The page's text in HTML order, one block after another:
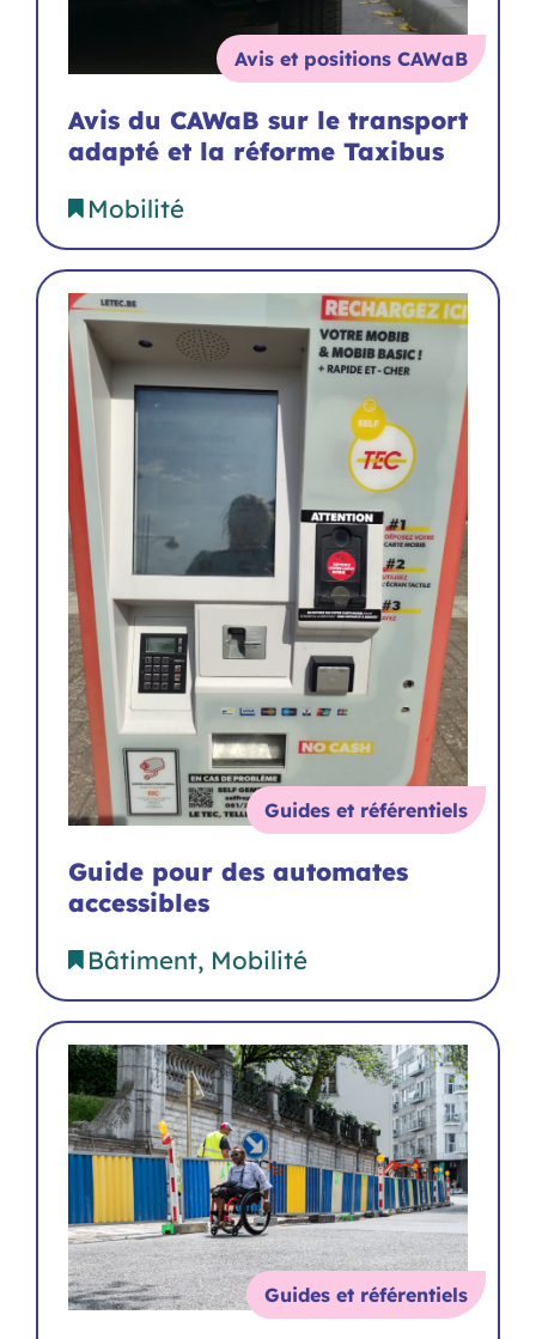
Avis et positions CAWaB
Avis du CAWaB sur le transport
adapté et la réforme Taxibus
Mobilité
Guides et référentiels
Guide pour des automates
accessibles
Bâtiment Mobilité
Guides et référentiels